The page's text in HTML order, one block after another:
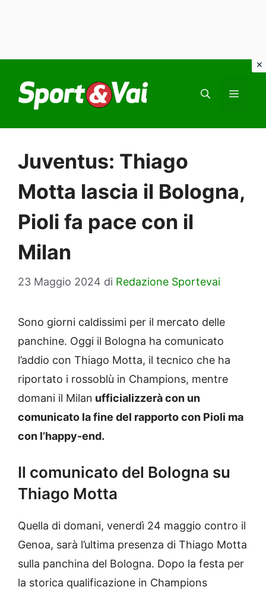
contenuto
Juventus: Thiago
Motta lascia il Bologna,
Pioli fa pace con il
Milan
23 Maggio 2024 di Redazione Sportevai
Sono giorni caldissimi per il mercato delle
panchine. Oggi il Bologna ha comunicato
l’addio con Thiago Motta, il tecnico che ha
riportato i rossoblù in Champions, mentre
domani il Milan ufficializzerà con un
comunicato la fine del rapporto con Pioli ma
con l’happy-end.
Il comunicato del Bologna su
Thiago Motta
Quella di domani, venerdì 24 maggio contro il
Genoa, sarà l’ultima presenza di Thiago Motta
sulla panchina del Bologna. Dopo la festa per
la storica qualificazione in Champions